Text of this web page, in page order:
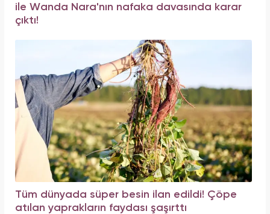
ile Wanda Nara'nın nafaka davasında karar
çıktı!
Tüm dünyada süper besin ilan edildi! Çöpe
atılan yaprakların faydası şaşırttı